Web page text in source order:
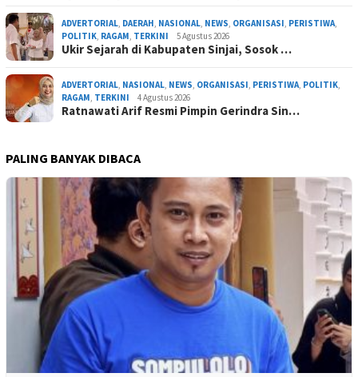
ADVERTORIAL DAERAH NASIONAL NEWS ORGANISASI PERISTIWA
POLITIK RAGAM TERKINI 5 Agustus 2026
Ukir Sejarah di Kabupaten Sinjai, Sosok …
ADVERTORIAL NASIONAL NEWS ORGANISASI PERISTIWA POLITIK
RAGAM TERKINI 4 Agustus 2026
Ratnawati Arif Resmi Pimpin Gerindra Sin…
PALING BANYAK DIBACA